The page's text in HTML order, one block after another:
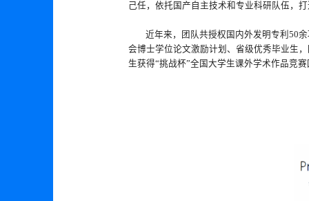
己任，依托国产自主技术和专业科研队伍，
近年来，团队共授权国内外发明专利50
会博士学位论文激励计划、省级优秀毕业生
生获得“挑战杯”全国大学生课外学术作品竞